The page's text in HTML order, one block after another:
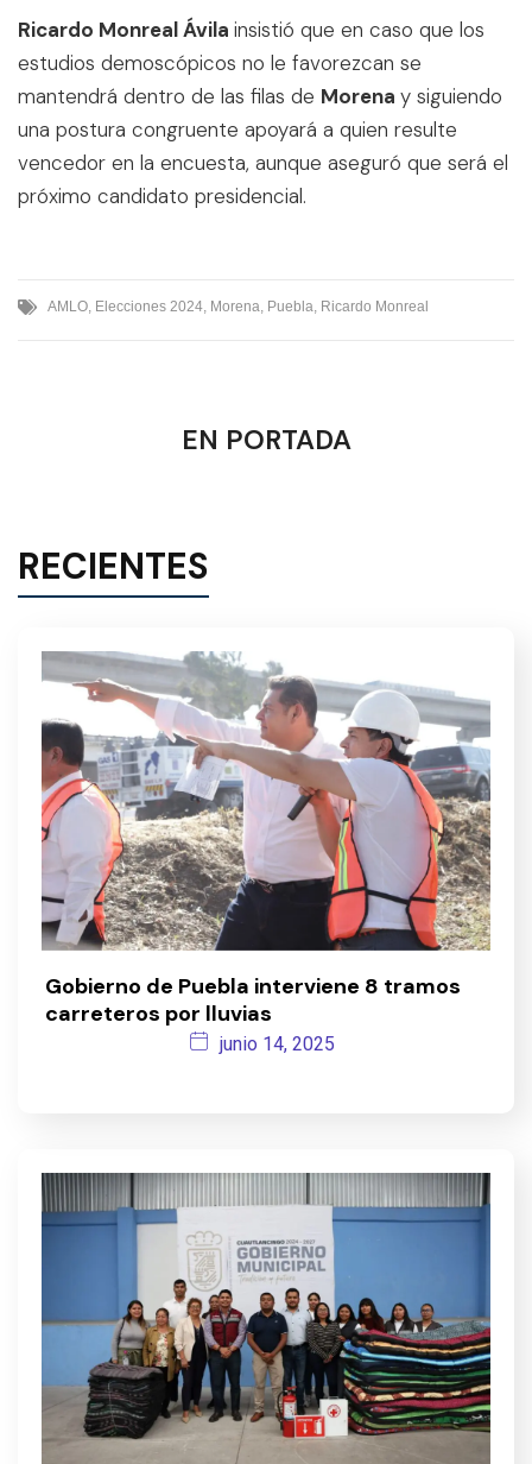
Ricardo Monreal Ávila insistió que en caso que los
estudios demoscópicos no le favorezcan se
mantendrá dentro de las filas de Morena y siguiendo
una postura congruente apoyará a quien resulte
vencedor en la encuesta, aunque aseguró que será el
próximo candidato presidencial.
AMLO Elecciones 2024 Morena Puebla Ricardo Monreal
EN PORTADA
RECIENTES
Gobierno de Puebla interviene 8 tramos
carreteros por lluvias
junio 14, 2025